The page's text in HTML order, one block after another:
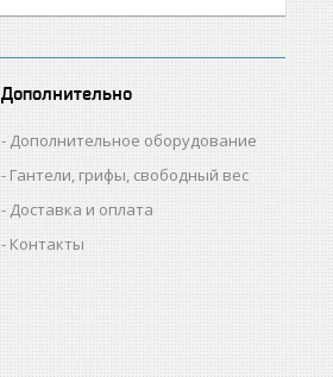
Дополнительно
Дополнительное оборудование
Гантели, грифы, свободный вес
Доставка и оплата
Контакты